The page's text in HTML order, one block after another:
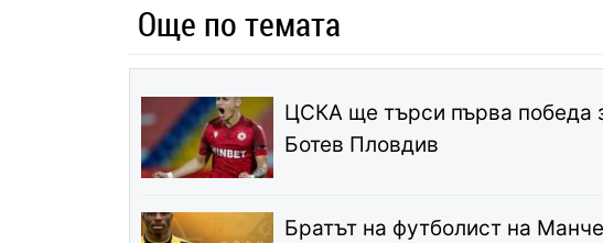
Още по темата
ЦСКА ще търси първа победа
Ботев Пловдив
Братът на футболист на